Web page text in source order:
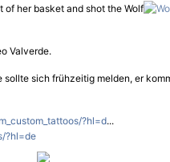
her basket and shot the Wolf
Valverde.
sich frühzeitig melden, er
?hl=d...
?hl=de